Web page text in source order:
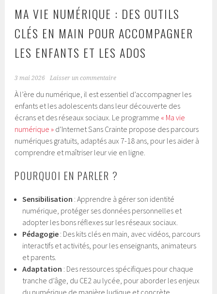
MA VIE NUMÉRIQUE : DES OUTILS
CLÉS EN MAIN POUR ACCOMPAGNER
LES ENFANTS ET LES ADOS
3 mai 2026 Laisser un commentaire
À l’ère du numérique, il est essentiel d’accompagner les
enfants et les adolescents dans leur découverte des
écrans et des réseaux sociaux. Le programme « Ma vie
numérique » d’Internet Sans Crainte propose des parcours
numériques gratuits, adaptés aux 7-18 ans, pour les aider à
comprendre et maîtriser leur vie en ligne.
POURQUOI EN PARLER ?
Sensibilisation : Apprendre à gérer son identité
numérique, protéger ses données personnelles et
adopter les bons réflexes sur les réseaux sociaux.
Pédagogie : Des kits clés en main, avec vidéos, parcours
interactifs et activités, pour les enseignants, animateurs
et parents.
Adaptation : Des ressources spécifiques pour chaque
tranche d’âge, du CE2 au lycée, pour aborder les enjeux